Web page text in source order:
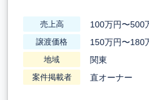
売上高 100万円〜500
譲渡価格 150万円〜180
地域 関東
案件掲載者 直オーナー